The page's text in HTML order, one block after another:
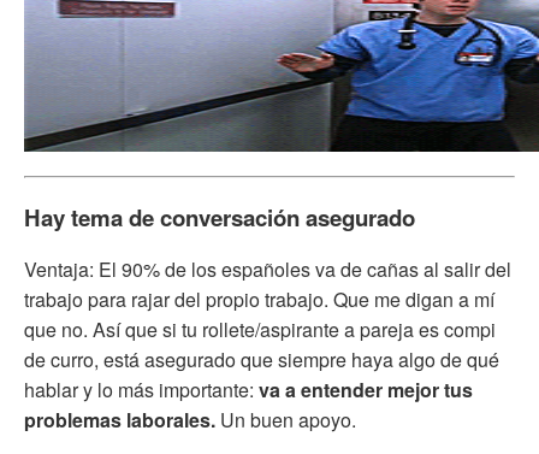
Hay tema de conversación asegurado
Ventaja: El 90% de los españoles va de cañas al salir del
trabajo para rajar del propio trabajo. Que me digan a mí
que no. Así que si tu rollete/aspirante a pareja es compi
de curro, está asegurado que siempre haya algo de qué
hablar y lo más importante: va a entender mejor tus
problemas laborales. Un buen apoyo.